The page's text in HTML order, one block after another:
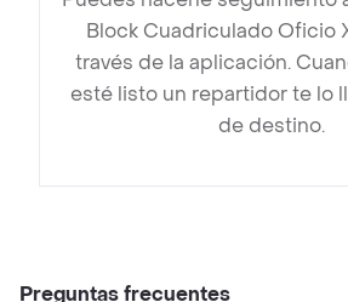
Block Cuadriculado Oficio
través de la aplicación.
esté listo un repartidor te lo
de destino.
Preguntas frecuentes